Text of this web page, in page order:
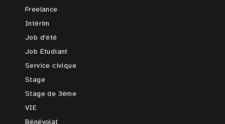
Freelance
Intérim
Job d'été
Job Étudiant
Service civique
Stage
Stage de 3ème
VIE
Bénévolat